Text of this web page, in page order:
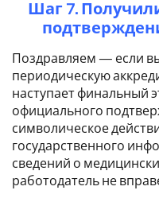
Шаг 7.
Поздравляем — если
периодическую
наступает финальный
официального
символическое
государственного
сведений о
работодатель не